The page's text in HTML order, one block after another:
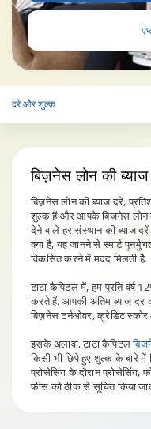
दरें और शुल्क
बिज़नेस लोनकी
बिज़नेस लोन की ब्याज दरें,
शुल्क हैं और आपके बिज़नेस लोन
देने वाले हर संस्थान की ब्याज
क्या है, यह जानने से स्मार्ट
विकसित करने में मदद मिलती है.
टाटा कैपिटल में, हम प्रति वर्ष
करते हैं. आपकी अंतिम ब्याज दर
बिज़नेस टर्नओवर, क्रेडिट
इसके अलावा, टाटा कैपिटल
किसी भी छिपे हुए शुल्क के बारे
प्रोसेसिंग के दौरान
फीस को ठीक से सूचित किया